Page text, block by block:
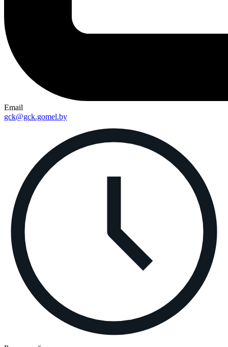
Email
gck@gck.gomel.by